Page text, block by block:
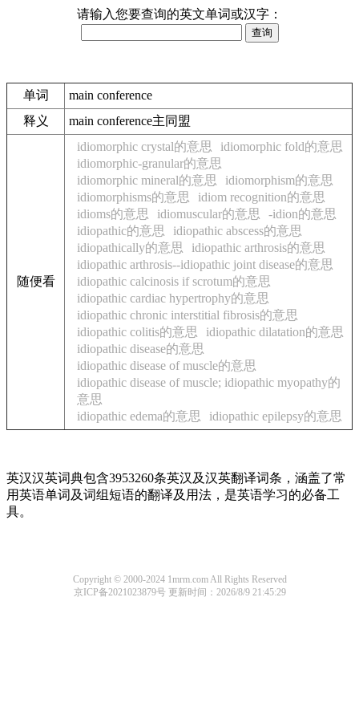
请输入您要查询的英文单词或汉字：
单词
main conference
释义
main conference主同盟
随便看
idiomorphic crystal的意思
idiomorphic fold的意思
idiomorphic-granular的意思
idiomorphic mineral的意思
idiomorphism的意思
idiomorphisms的意思
idiom recognition的意思
idioms的意思
idiomuscular的意思
-idion的意思
idiopathic的意思
idiopathic abscess的意思
idiopathically的意思
idiopathic arthrosis的意思
idiopathic arthrosis--idiopathic joint disease的意思
idiopathic calcinosis if scrotum的意思
idiopathic cardiac hypertrophy的意思
idiopathic chronic interstitial fibrosis的意思
idiopathic colitis的意思
idiopathic dilatation的意思
idiopathic disease的意思
idiopathic disease of muscle的意思
idiopathic disease of muscle; idiopathic myopathy的
意思
idiopathic edema的意思
idiopathic epilepsy的意思
英汉汉英词典包含3953260条英汉及汉英翻译词条，涵盖了常
用英语单词及词组短语的翻译及用法，是英语学习的必备工
具。
Copyright © 2000-2024 1mrm.com All Rights Reserved
京ICP备2021023879号 更新时间：2026/8/9 21:45:29